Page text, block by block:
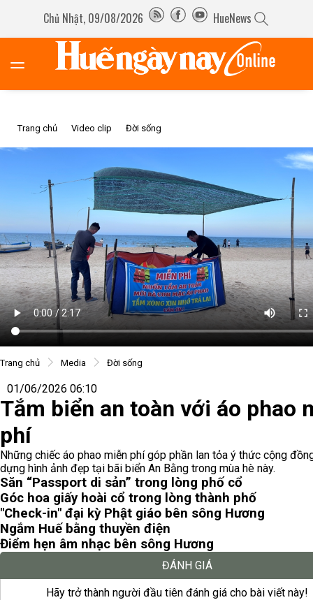
Chủ Nhật, 09/08/2026 HueNews
Trang chủ Video clip Đời sống
Trang chủ Media Đời sống
01/06/2026 06:10
Tắm biển an toàn với áo phao
phí
Những chiếc áo phao miễn phí góp phần lan tỏa ý thức cộng
dựng hình ảnh đẹp tại bãi biển An Bằng trong mùa hè này.
Săn “Passport di sản” trong lòng phố cổ
Góc hoa giấy hoài cổ trong lòng thành phố
"Check-in" đại kỳ Phật giáo bên sông Hương
Ngắm Huế bằng thuyền điện
Điểm hẹn âm nhạc bên sông Hương
ĐÁNH GIÁ
Hãy trở thành người đầu tiên đánh giá cho bài viết này!